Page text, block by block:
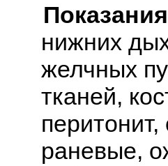
нижних
желчных
тканей,
раневые,